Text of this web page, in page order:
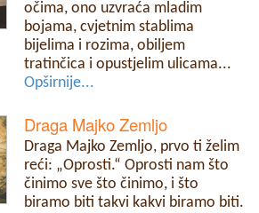
očima, ono uzvraća mladim
bojama, cvjetnim stablima
bijelima i rozima, obiljem
tratinčica i opustjelim ulicama...
Opširnije...
Draga Majko Zemljo
Draga Majko Zemljo, prvo ti želim
reći: „Oprosti.“ Oprosti nam što
činimo sve što činimo, i što
biramo biti takvi kakvi biramo biti.